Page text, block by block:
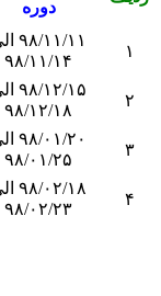
دوره
۹۸/۱۱/۱۱ الی
۹۸/۱۱/۱۴
۹۸/۱۲/۱۵ الی
۹۸/۱۲/۱۸
۹۸/۰۱/۲۰ الی
۹۸/۰۱/۲۵
۹۸/۰۲/۱۸ الی
۹۸/۰۲/۲۳